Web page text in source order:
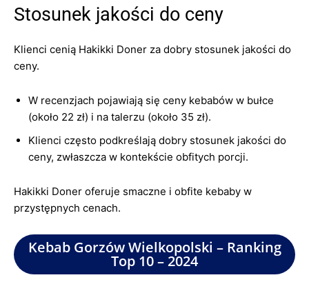
Stosunek jakości do ceny
Klienci cenią Hakikki Doner za dobry stosunek jakości do
ceny.
W recenzjach pojawiają się ceny kebabów w bułce
(około 22 zł) i na talerzu (około 35 zł).
Klienci często podkreślają dobry stosunek jakości do
ceny, zwłaszcza w kontekście obfitych porcji.
Hakikki Doner oferuje smaczne i obfite kebaby w
przystępnych cenach.
Kebab Gorzów Wielkopolski – Ranking
Top 10 – 2024